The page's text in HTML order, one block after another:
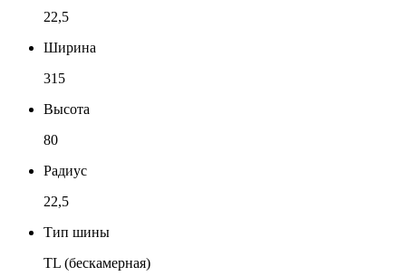
22,5
Ширина
315
Высота
80
Радиус
22,5
Тип шины
TL (бескамерная)